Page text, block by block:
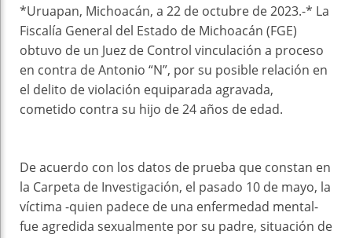
*Uruapan, Michoacán, a 22 de octubre de 2023.-* La
Fiscalía General del Estado de Michoacán (FGE)
obtuvo de un Juez de Control vinculación a proceso
en contra de Antonio “N”, por su posible relación en
el delito de violación equiparada agravada,
cometido contra su hijo de 24 años de edad.
De acuerdo con los datos de prueba que constan en
la Carpeta de Investigación, el pasado 10 de mayo, la
víctima -quien padece de una enfermedad mental-
fue agredida sexualmente por su padre, situación de